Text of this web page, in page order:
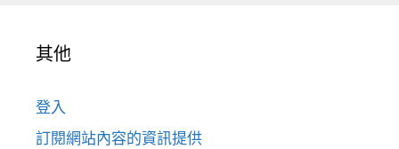
其他
登入
訂閱網站內容的資訊提供